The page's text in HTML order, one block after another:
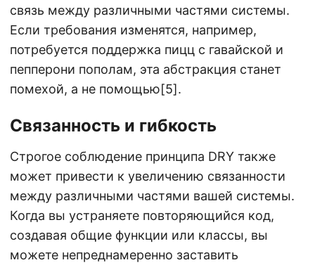
связь между различными частями системы.
Если требования изменятся, например,
потребуется поддержка пицц с гавайской и
пепперони пополам, эта абстракция станет
помехой, а не помощью[5].
Связанность и гибкость
Строгое соблюдение принципа DRY также
может привести к увеличению связанности
между различными частями вашей системы.
Когда вы устраняете повторяющийся код,
создавая общие функции или классы, вы
можете непреднамеренно заставить